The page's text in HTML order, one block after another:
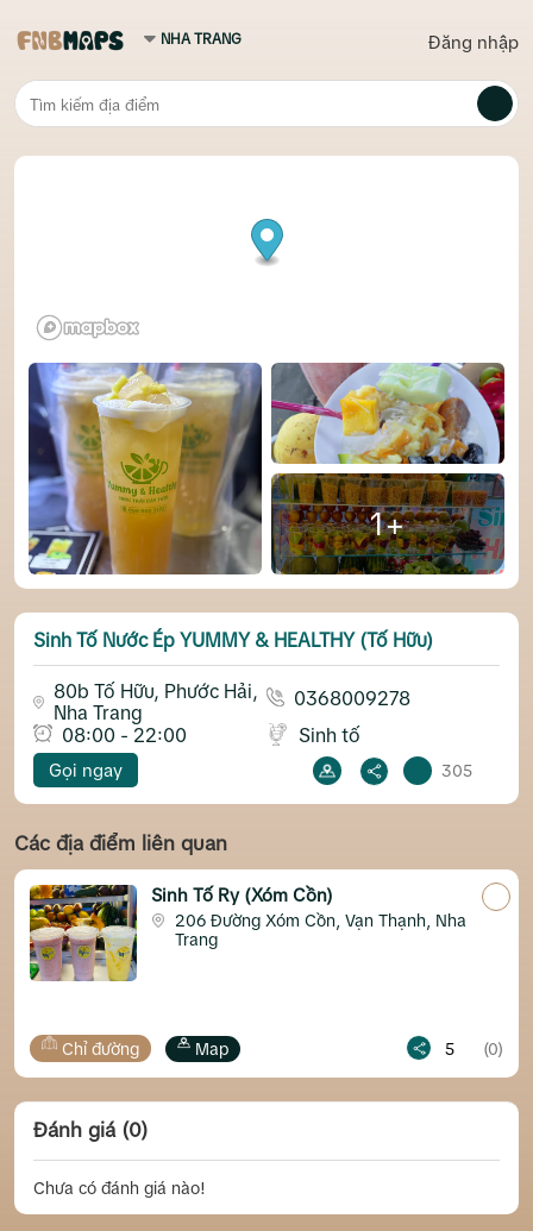
Đăng nhập
1+
Sinh Tố Nước Ép YUMMY & HEALTHY (Tố Hữu)
80b Tố Hữu, Phước Hải,
Nha Trang
0368009278
08:00 - 22:00
Sinh tố
Gọi ngay 305
Các địa điểm liên quan
Tố Ry (Xóm Cồn)
206 Đường Xóm Cồn, Vạn Thạnh, Nha
Trang
Map Chỉ đường
Đánh giá (0)
Chưa có đánh giá nào!